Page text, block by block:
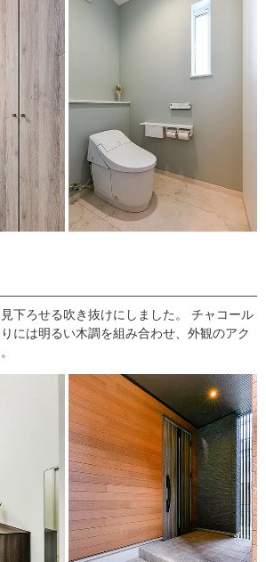
下ろせる吹き抜けにしました。 チャコール
には明るい木調を組み合わせ、外観のアク